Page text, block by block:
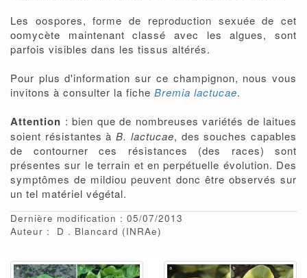
Les oospores, forme de reproduction sexuée de cet
oomycète maintenant classé avec les algues, sont
parfois visibles dans les tissus altérés.
Pour plus d'information sur ce champignon, nous vous
invitons à consulter la fiche Bremia lactucae.
Attention : bien que de nombreuses variétés de laitues
soient résistantes àB. lactucae, des souches capables
de contourner ces résistances (des races) sont
présentes sur le terrain et en perpétuelle évolution. Des
symptômes de mildiou peuvent donc être observés sur
un tel matériel végétal.
Dernière modification : 05/07/2013
Auteur :
D Blancard (INRAe)